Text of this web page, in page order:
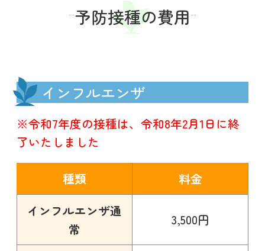
予防接種の費用
インフルエンザ
※令和7年度の接種は、令和8年2月1日に終
了いたしました
種類
料金
インフルエンザ通
常
3,500円